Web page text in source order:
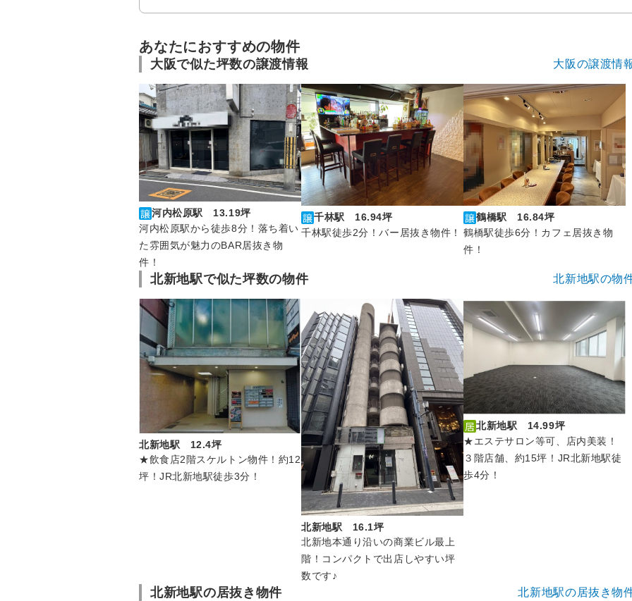
あなたにおすすめの物件
大阪で似た坪数の譲渡情報 大阪の譲渡情
河内松原駅 13.19坪
河内松原駅から徒歩8分！落ち着い
た雰囲気が魅力のBAR居抜き物
件！
千林駅 16.94坪
千林駅徒歩2分！バー居抜き物件！
鶴橋駅 16.84坪
鶴橋駅徒歩6分！カフェ居抜き物
件！
北新地駅で似た坪数の物件 北新地駅の物
北新地駅 12.4坪
★飲食店2階スケルトン物件！約12
坪！JR北新地駅徒歩3分！
北新地駅 16.1坪
北新地本通り沿いの商業ビル最上
階！コンパクトで出店しやすい坪
数です♪
北新地駅 14.99坪
★エステサロン等可、店内美装！
３階店舗、約15坪！JR北新地駅徒
歩4分！
北新地駅の居抜き物件 北新地駅の居抜き物